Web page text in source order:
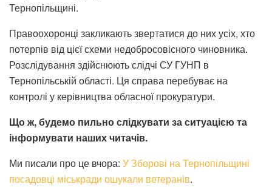
Тернопільщині.
Правоохоронці закликають звертатися до них усіх, хто
потерпів від цієї схеми недобросовісного чиновника.
Розслідування здійснюють слідчі СУ ГУНП в
Тернопільській області. Ця справа перебуває на
контролі у керівництва обласної прокуратури.
Що ж, будемо пильно слідкувати за ситуацією та
інформувати наших читачів.
Ми писали про це вчора: У Зборові на Тернопільщині
посадовці міськради ошукали ветеранів.